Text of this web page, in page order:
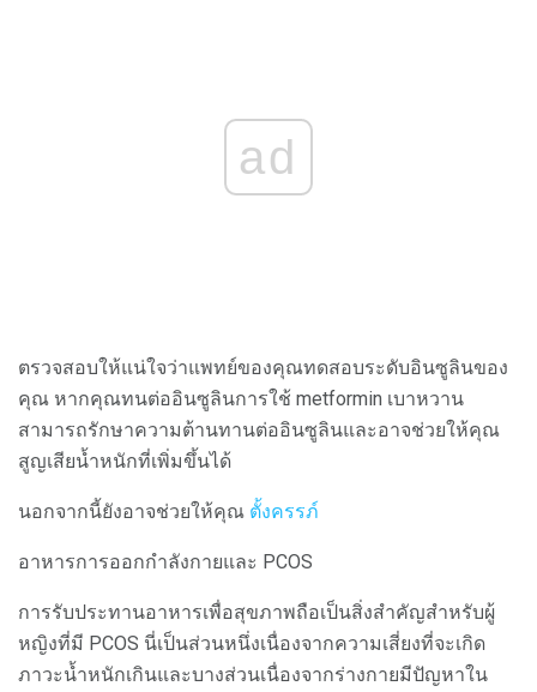
ad
ตรวจสอบให้แน่ใจว่าแพทย์ของคุณทดสอบระดับอินซูลินของ
คุณ หากคุณทนต่ออินซูลินการใช้ metformin เบาหวาน
สามารถรักษาความต้านทานต่ออินซูลินและอาจช่วยให้คุณ
สูญเสียน้ำหนักที่เพิ่มขึ้นได้
นอกจากนี้ยังอาจช่วยให้คุณ ตั้งครรภ์
อาหารการออกกำลังกายและ PCOS
การรับประทานอาหารเพื่อสุขภาพถือเป็นสิ่งสำคัญสำหรับผู้
หญิงที่มี PCOS นี่เป็นส่วนหนึ่งเนื่องจากความเสี่ยงที่จะเกิด
ภาวะน้ำหนักเกินและบางส่วนเนื่องจากร่างกายมีปัญหาใน